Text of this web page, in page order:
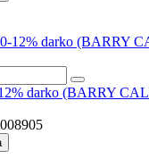
darko (BARRY